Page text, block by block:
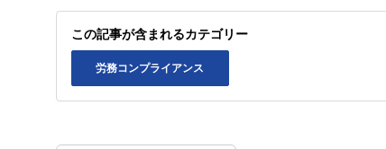
この記事が含まれるカテゴリー
労務コンプライアンス